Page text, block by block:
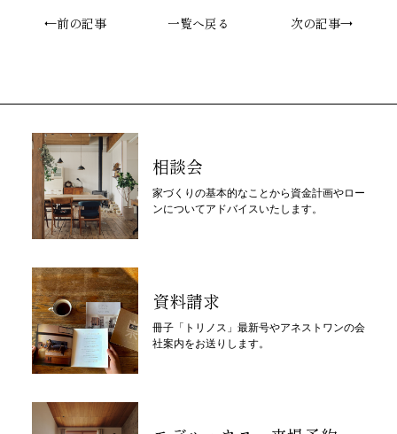
←前の記事 一覧へ戻る 次の記事→
相談会
家づくりの基本的なことから資金計画やロー
ンについてアドバイスいたします。
資料請求
冊子「トリノス」最新号やアネストワンの会
社案内をお送りします。